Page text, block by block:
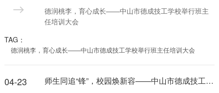
德润桃李，育心成长——中山市德成技工学校举行班主
任培训大会
TAG：
德润桃李，育心成长——中山市德成技工学校举行班主任培训大会
04-23 师生同追“锋”，校园焕新容——中山市德成技工学校开展学雷锋校园大清洁活动